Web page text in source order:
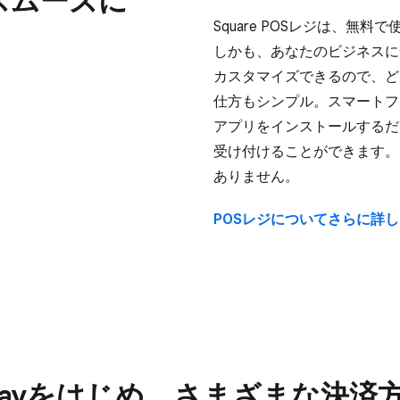
Square POSレジは、​無料で​
しかも、​あなたの​ビジネス
カスタマイズできるので、​
仕方も​シンプル。​スマート
アプリを​インストールする
受け付ける​ことができます
ありません。
POSレジに​ついてさらに​詳